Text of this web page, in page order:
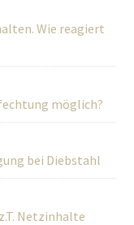
Wie reagiert
möglich?
bei Diebstahl
Netzinhalte